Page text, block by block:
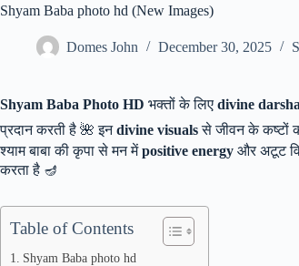
Shyam Baba photo hd (New Images)
Domes John December 30, 2025
Shyam Baba Photo HD भक्तों के लिए divine
प्रदान करती है 🌺 इनdivine visualsसे जीवन के कष्टों
श्याम बाबा की कृपा से मन मेंpositive energy और अटूट
करता है 🪔
Table of Contents
Shyam Baba photo hd